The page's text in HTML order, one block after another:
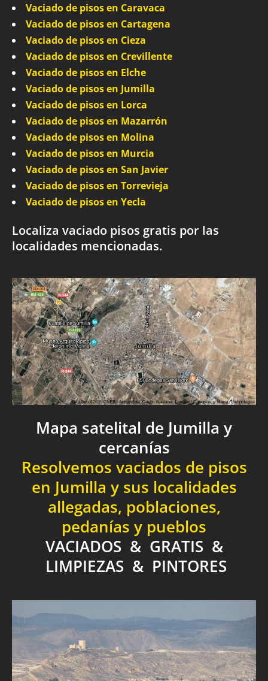
Vaciado de pisos en Caravaca
Vaciado de pisos en Cartagena
Vaciado de pisos en Cieza
Vaciado de pisos en Crevillente
Vaciado de pisos en Elche
Vaciado de pisos en Jumilla
Vaciado de pisos en Lorca
Vaciado de pisos en Mazarrón
Vaciado de pisos en Molina
Vaciado de pisos en Murcia
Vaciado de pisos en San Javier
Vaciado de pisos en Torrevieja
Vaciado de pisos en Yecla
Localiza vaciado pisos gratis por las
localidades mencionadas.
Mapa satelital de Jumilla y
cercanías
Resolvemos vaciados de pisos
en Jumilla y sus localidades
allegadas, poblaciones,
pedanías y pueblos
VACIADOS & GRATIS &
LIMPIEZAS & PINTORES